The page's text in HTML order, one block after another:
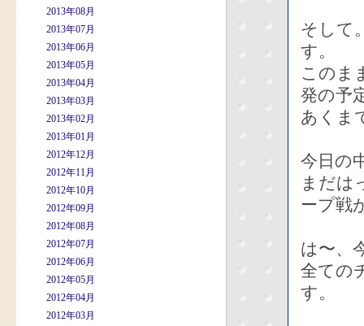
2013年08月
2013年07月
2013年06月
2013年05月
2013年04月
2013年03月
2013年02月
2013年01月
2012年12月
2012年11月
2012年10月
2012年09月
2012年08月
2012年07月
2012年06月
2012年05月
2012年04月
2012年03月
そして
す。
このま
発の予
あくま
今日の
まだは
ープ戦
は〜、
全ての
す。